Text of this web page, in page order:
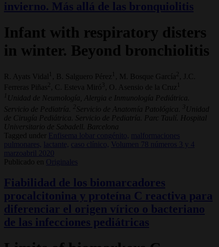
invierno. Más allá de las bronquiolitis
Infant with respiratory disters
in winter. Beyond bronchiolitis
R. Ayats Vidal 1 , B. Salguero Pérez 1 , M. Bosque García
, J.C.
Ferreras Piñas
, C. Esteva Miró 3 , O. Asensio de la Cruz 1
1
Unidad de Neumología, Alergia e Inmunología Pediátrica.
Servicio de Pediatría.
2 Servicio de Anatomía Patológica. 3 Unidad
de Cirugía Pediátrica. Servicio de Pediatría. Parc Taulí. Hospital
Universitario de Sabadell. Barcelona
Tagged under
Enfisema lobar congénito,
malformaciones
pulmonares,
lactante, caso clínico,
Volumen 78 números 3 y 4
marzoabril 2020
Publicado en
Originales
Fiabilidad de los biomarcadores
procalcitonina y proteína C reactiva para
diferenciar el origen vírico o bacteriano
de las infecciones pediátricas